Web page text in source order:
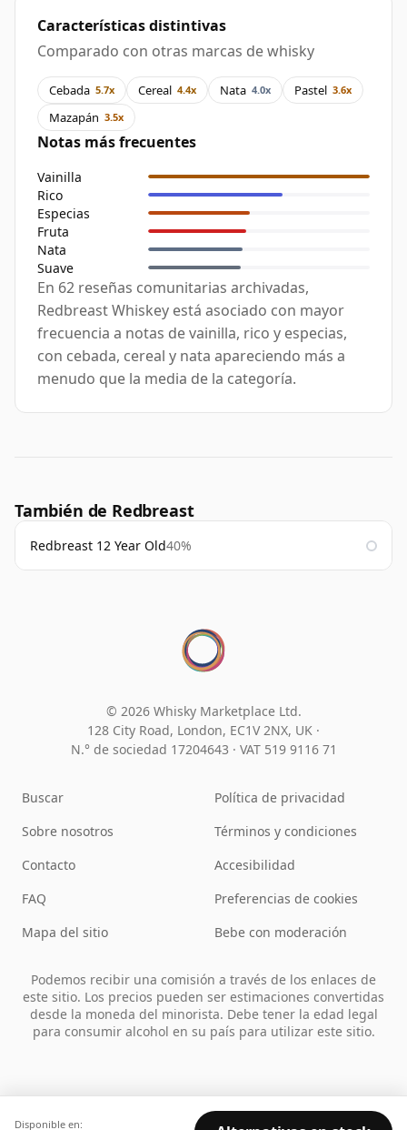
Características distintivas
Comparado con otras marcas de whisky
Cebada 5.7x Cereal 4.4x Nata 4.0x Pastel 3.6x
Mazapán 3.5x
Notas más frecuentes
Vainilla
Rico
Especias
Fruta
Nata
Suave
En 62 reseñas comunitarias archivadas,
Redbreast Whiskey está asociado con mayor
frecuencia a notas de vainilla, rico y especias,
con cebada, cereal y nata apareciendo más a
menudo que la media de la categoría.
También de Redbreast
Redbreast 12 Year Old40%
Disponible en:
© 2026 Whisky Marketplace Ltd.
128 City Road, London, EC1V 2NX, UK ·
N.° de sociedad 17204643 · VAT 519 9116 71
Buscar
Sobre nosotros
Contacto
FAQ
Mapa del sitio
Política de privacidad
Términos y condiciones
Accesibilidad
Preferencias de cookies
Bebe con moderación
Podemos recibir una comisión a través de los enlaces de
este sitio. Los precios pueden ser estimaciones convertidas
desde la moneda del minorista. Debe tener la edad legal
para consumir alcohol en su país para utilizar este sitio.